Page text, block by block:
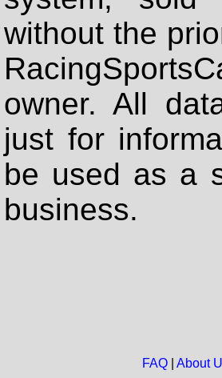
without the
owner. All
just for
be used as a
business.
FAQ| About